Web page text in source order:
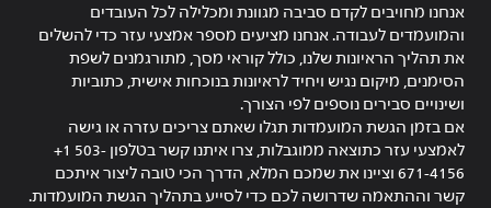
אנחנו מחויבים לקדם סביבה מגוונת ומכלילה לכל העובדים
והמועמדים לעבודה. אנחנו מציעים מספר אמצעי עזר כדי להשלים
את תהליך הראיונות שלנו, כולל קוראי מסך, מתורגמנים לשפת
הסימנים, מיקום נגיש ויחיד לראיונות בנוכחות אישית, כתוביות
ושינויים סבירים נוספים לפי הצורך.
אם בזמן הגשת המועמדות תגלו שאתם צריכים עזרה או גישה
לאמצעי עזר כתוצאה ממוגבלות, צרו איתנו קשר בטלפון ‎+1 503-
671-4156 וציינו את שמכם המלא, הדרך הכי טובה ליצור איתכם
קשר וההתאמה שדרושה לכם כדי לסייע בתהליך הגשת המועמדות.